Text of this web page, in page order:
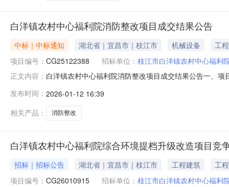
白洋镇农村中心福利院消防整改项目成交结果公告
中标｜中标通知 湖北省｜宜昌市｜枝江市 机械设备
工程
项目编号： CG25122388 招标单位： 枝江市白洋镇农村中心福利
正文内容： 白洋镇农村中心福利院消防整改项目成交结果公告一、
项目施工范围：白洋镇农村中心福利院消防整改项目（
五、评审专家
发布时间： 2026-01-12 16:39
相关产品：
消防整改
白洋镇农村中心福利院综合环境提档升级改造项目竞
招标｜招标公告 湖北省｜宜昌市｜枝江市 工程建筑
工程
项目编号： CG26010915 招标单位： 枝江市白洋镇农村中心福利